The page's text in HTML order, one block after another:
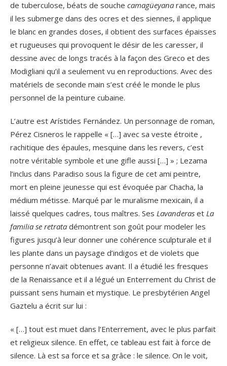
de tuberculose, béats de souche camagüeyana rance, mais
il les submerge dans des ocres et des siennes, il applique
le blanc en grandes doses, il obtient des surfaces épaisses
et rugueuses qui provoquent le désir de les caresser, il
dessine avec de longs tracés à la façon des Greco et des
Modigliani qu’il a seulement vu en reproductions. Avec des
matériels de seconde main s’est créé le monde le plus
personnel de la peinture cubaine.
L’autre est Arístides Fernández. Un personnage de roman,
Pérez Cisneros le rappelle « […] avec sa veste étroite ,
rachitique des épaules, mesquine dans les revers, c’est
notre véritable symbole et une gifle aussi […] » ; Lezama
l’inclus dans Paradiso sous la figure de cet ami peintre,
mort en pleine jeunesse qui est évoquée par Chacha, la
médium métisse. Marqué par le muralisme mexicain, il a
laissé quelques cadres, tous maîtres. Ses Lavanderas et La
familia se retrata démontrent son goût pour modeler les
figures jusqu’à leur donner une cohérence sculpturale et il
les plante dans un paysage d’indigos et de violets que
personne n’avait obtenues avant. Il a étudié les fresques
de la Renaissance et il a légué un Enterrement du Christ de
puissant sens humain et mystique. Le presbytérien Angel
Gaztelu a écrit sur lui :
« […] tout est muet dans l’Enterrement, avec le plus parfait
et religieux silence. En effet, ce tableau est fait à force de
silence. Là est sa force et sa grâce : le silence. On le voit,